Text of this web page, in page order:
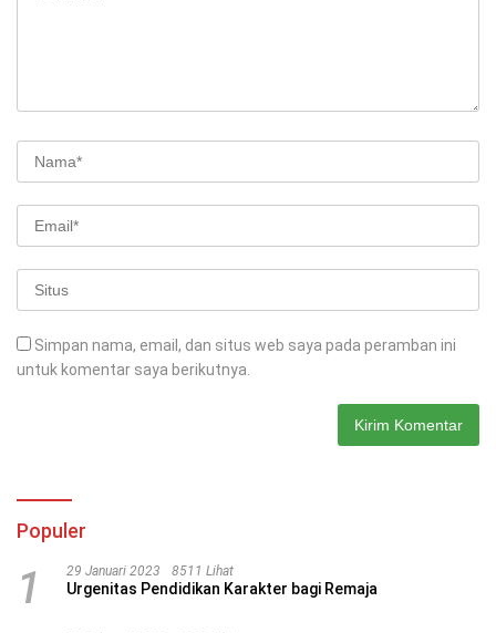
Simpan nama, email, dan situs web saya pada peramban ini
untuk komentar saya berikutnya.
Populer
1 29 Januari 2023 8511 Lihat
Urgenitas Pendidikan Karakter bagi Remaja